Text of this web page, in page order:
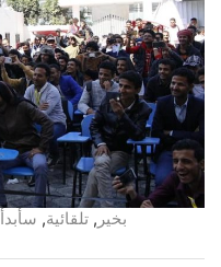
بخير , تلقائية, سأبدأ